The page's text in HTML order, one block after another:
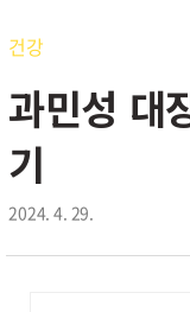
건강
과민성 대
기
2024. 4. 29.